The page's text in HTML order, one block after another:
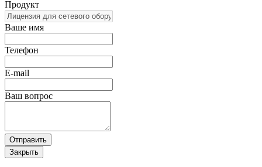
Продукт
Ваше имя
Телефон
E-mail
Ваш вопрос
Отправить
Закрыть